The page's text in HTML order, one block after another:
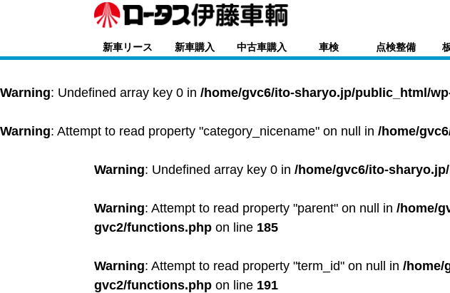
新車リース 新車購入 中古車購入 車検 点検整備
Warning: Undefined array key 0 in /home/gvc6/ito-sharyo.jp/public_html/
Warning: Attempt to read property "category_nicename" on null in /home/
Warning: Undefined array key 0 in /home/gvc6/ito-
Warning: Attempt to read property "parent" on null in /home/
gvc2/functions.php on line 185
Warning: Attempt to read property "term_id" on null in /home/
gvc2/functions.php on line 191